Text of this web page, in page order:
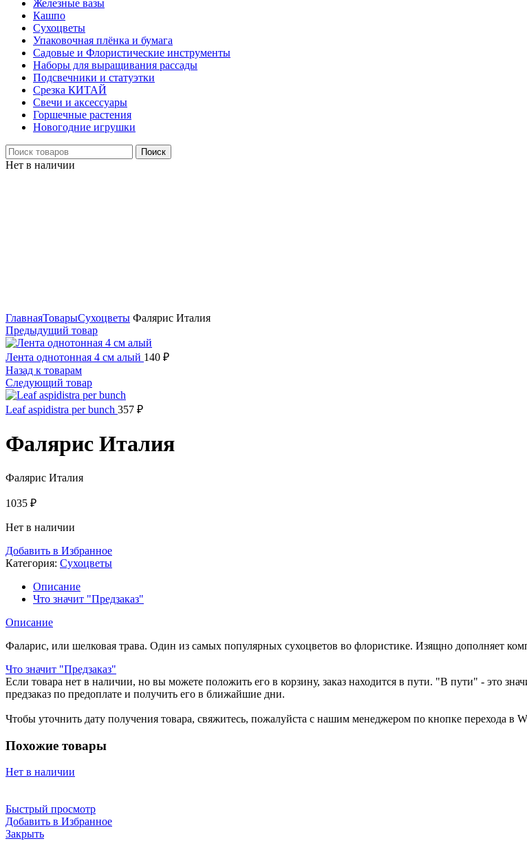
Железные вазы
Кашпо
Сухоцветы
Упаковочная плёнка и бумага
Садовые и Флористические инструменты
Наборы для выращивания рассады
Подсвечники и статуэтки
Срезка КИТАЙ
Свечи и аксессуары
Горшечные растения
Новогодние игрушки
Поиск
Нет в наличии
ГлавнаяТоварыСухоцветы Фалярис Италия
Предыдущий товар
Лента однотонная 4 см алый 140 ₽
Назад к товарам
Следующий товар
Leaf aspidistra per bunch 357 ₽
Фалярис Италия
Фалярис Италия
1035 ₽
Нет в наличии
Добавить в Избранное
Категория: Сухоцветы
Описание
Что значит "Предзаказ"
Описание
Фаларис, или шелковая трава. Один из самых популярных сухоцветов во флористике. Изящно дополняет
Что значит "Предзаказ"
Если товара нет в наличии, но вы можете положить его в корзину, заказ находится в пути. "В пути" - это
предзаказ по предоплате и получить его в ближайшие дни.
Чтобы уточнить дату получения товара, свяжитесь, пожалуйста с нашим менеджером по кнопке перехода в
Похожие товары
Нет в наличии
Быстрый просмотр
Добавить в Избранное
Закрыть